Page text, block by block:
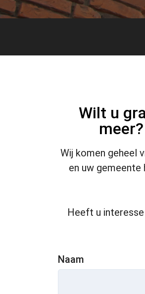
Wilt u
Wij komen geheel
en uw gemeente
Heeft u
Naam